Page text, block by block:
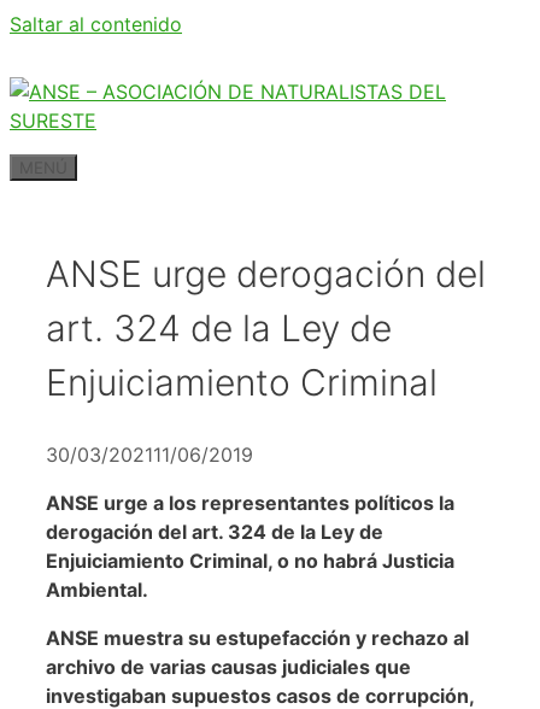
Saltar al contenido
ANSE urge derogación del
art. 324 de la Ley de
Enjuiciamiento Criminal
30/03/202111/06/2019
ANSE urge a los representantes políticos la
derogación del art. 324 de la Ley de
Enjuiciamiento Criminal, o no habrá Justicia
Ambiental.
ANSE muestra su estupefacción y rechazo al
archivo de varias causas judiciales que
investigaban supuestos casos de corrupción,